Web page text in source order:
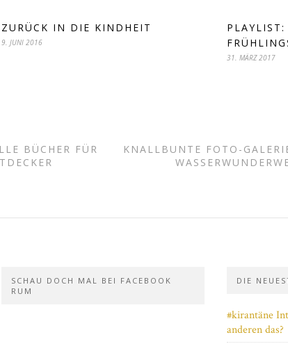
ZURÜCK IN DIE KINDHEIT
9. JUNI 2016
31. MÄRZ 2017
BÜCHER FÜR
KNALLBUNTE FOTO-
SCHAU DOCH MAL BEI FACEBOOK
RUM
DIE
#kirantäne
anderen das?